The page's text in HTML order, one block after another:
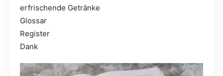
erfrischende Getränke
Glossar
Register
Dank